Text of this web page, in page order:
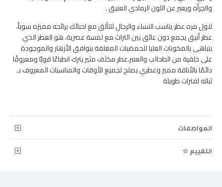
والجرأه ويعبر عن اللون الرمادي العتيق .
لاول مره عطر يناسب النساء والرجال لتتألق مع احبائك برائحه مميزه سوياً،
عطر أنيق يجمع دون عائق بين التراث مع لمسة عصرية، هو العطر الذي
يتباهى بالمكونات العليا للحمضيات المغلفة بتوافق الأزهار والموجودة
على خلفية من الطحالب والعنبر،عطر مكثف مثير يترك انطباعًا قويًا ومعروفًا
دائمًا بالأناقة مميز وعطري يصلح لجميع الأوقات والمناسبات المعروف بـ
ثباته لفترات طويلة
المواصفات
التقييم ☆